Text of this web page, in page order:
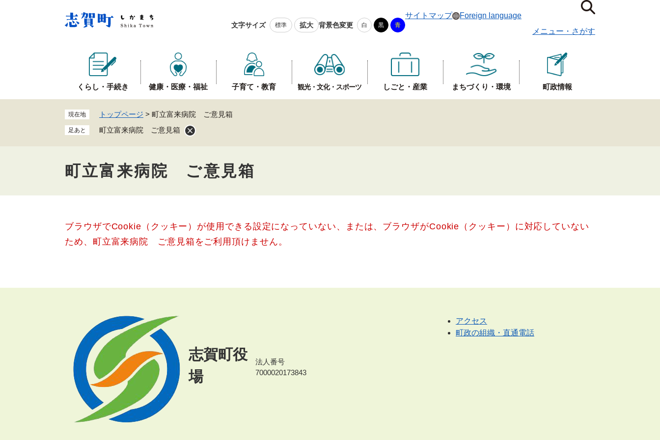
ー
ジ
。
文字サイズ 標準 拡大 背景色変更 白 黒 青
サイトマップ
Foreign language
メニュー ・ さがす
くらし・手続き 健康・医療・福祉 子育て・教育 観光・文化・スポーツ しごと・産業 まちづくり・環境 町政情報
現在地 トップページ > 町立富来病院 ご意見箱
足あと 町立富来病院 ご意見箱
町立富来病院 ご意見箱
文
ブラウザでCookie（クッキー）が使用できる設定になっていない、または、ブラウザがCookie（クッキー）に対応していない
ため、町立富来病院 ご意見箱をご利用頂けません。
志賀町役
場
法人番号
7000020173843
アクセス
町政の組織・直通電話